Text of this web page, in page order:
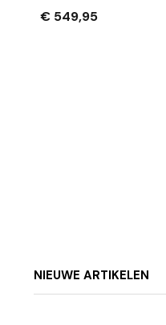
Range – GPS -
€ 549,95
NIEUWE ARTIKELEN